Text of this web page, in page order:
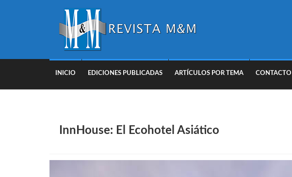
INICIO EDICIONES PUBLICADAS ARTÍCULOS POR TEMA CONTACTO
InnHouse: El Ecohotel Asiático